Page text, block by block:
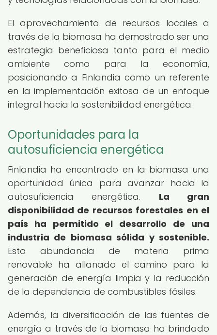
El aprovechamiento de recursos locales a
través de la biomasa ha demostrado ser una
estrategia beneficiosa tanto para el medio
ambiente como para la economía,
posicionando a Finlandia como un referente
en la implementación exitosa de un enfoque
integral hacia la sostenibilidad energética.
Oportunidades para la
autosuficiencia energética
Finlandia ha encontrado en la biomasa una
oportunidad única para avanzar hacia la
autosuficiencia energética. La gran
disponibilidad de recursos forestales en el
país ha permitido el desarrollo de una
industria de biomasa sólida y sostenible.
Esta abundancia de materia prima
renovable ha allanado el camino para la
generación de energía limpia y la reducción
de la dependencia de combustibles fósiles.
Además, la diversificación de las fuentes de
energía a través de la biomasa ha brindado